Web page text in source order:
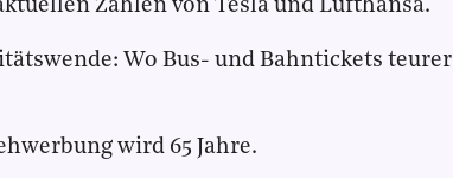
Zahlen von Tesla und Lufthansa.
Wo Bus- und Bahntickets teurer
wird 65 Jahre.